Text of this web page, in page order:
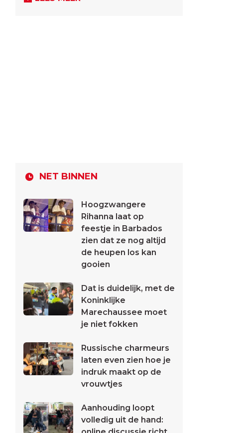
NET BINNEN
Hoogzwangere
Rihanna laat op
feestje in Barbados
zien dat ze nog altijd
de heupen los kan
gooien
Dat is duidelijk, met de
Koninklijke
Marechaussee moet
je niet fokken
Russische charmeurs
laten even zien hoe je
indruk maakt op de
vrouwtjes
Aanhouding loopt
volledig uit de hand: